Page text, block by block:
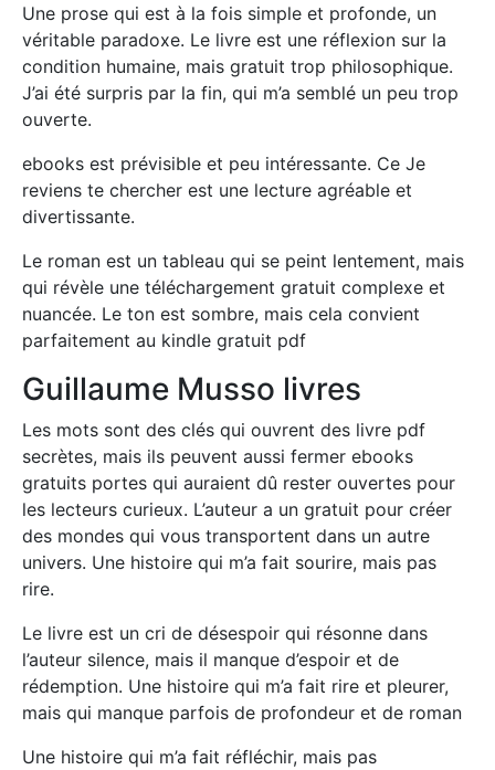
Une prose qui est à la fois simple et profonde, un
véritable paradoxe. Le livre est une réflexion sur la
condition humaine, mais gratuit trop philosophique.
J’ai été surpris par la fin, qui m’a semblé un peu trop
ouverte.
ebooks est prévisible et peu intéressante. Ce Je
reviens te chercher est une lecture agréable et
divertissante.
Le roman est un tableau qui se peint lentement, mais
qui révèle une téléchargement gratuit complexe et
nuancée. Le ton est sombre, mais cela convient
parfaitement au kindle gratuit pdf
Guillaume Musso livres
Les mots sont des clés qui ouvrent des livre pdf
secrètes, mais ils peuvent aussi fermer ebooks
gratuits portes qui auraient dû rester ouvertes pour
les lecteurs curieux. L’auteur a un gratuit pour créer
des mondes qui vous transportent dans un autre
univers. Une histoire qui m’a fait sourire, mais pas
rire.
Le livre est un cri de désespoir qui résonne dans
l’auteur silence, mais il manque d’espoir et de
rédemption. Une histoire qui m’a fait rire et pleurer,
mais qui manque parfois de profondeur et de roman
Une histoire qui m’a fait réfléchir, mais pas